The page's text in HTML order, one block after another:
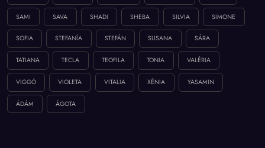
SAMI SAVA SHADI SHEBA SILVIA SIMONE
SOFIA STEFANÍA STEFÁN SUSANA SÁRA
TATIANA TECLA TEOFILA TONIA VALÉRIA
VIGGÓ VIOLETA VITALIA XÉNIA YASAMIN
ÁDÁM ÁGOTA